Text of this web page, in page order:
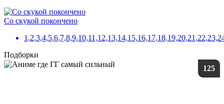
Со скукой покончено
Подборки
125